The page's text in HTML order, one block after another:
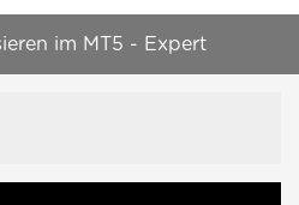
im MT5 - Expert